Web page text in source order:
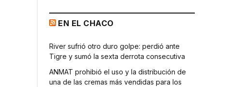
EN EL CHACO
River sufrió otro duro golpe: perdió ante
Tigre y sumó la sexta derrota consecutiva
ANMAT prohibió el uso y la distribución de
una de las cremas más vendidas para los